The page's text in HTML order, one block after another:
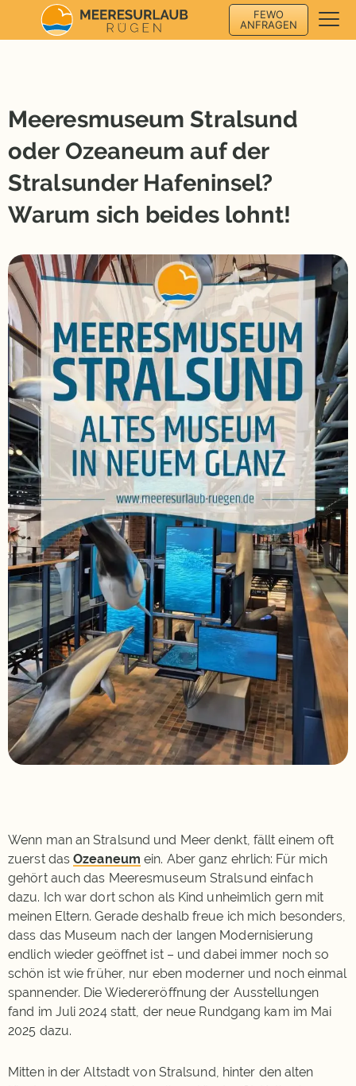
FEWO
ANFRAGEN
Meeresmuseum Stralsund
oder Ozeaneum auf der
Stralsunder Hafeninsel?
Warum sich beides lohnt!
Wenn man an Stralsund und Meer denkt, fällt einem oft
zuerst dasOzeaneum ein. Aber ganz ehrlich: Für mich
gehört auch das Meeresmuseum Stralsund einfach
dazu. Ich war dort schon als Kind unheimlich gern mit
meinen Eltern. Gerade deshalb freue ich mich besonders,
dass das Museum nach der langen Modernisierung
endlich wieder geöffnet ist – und dabei immer noch so
schön ist wie früher, nur eben moderner und noch einmal
spannender. Die Wiedereröffnung der Ausstellungen
fand im Juli 2024 statt, der neue Rundgang kam im Mai
2025 dazu.
Mitten in der Altstadt von Stralsund, hinter den alten